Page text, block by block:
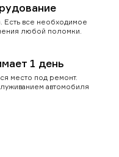
Есть все необходимое
любой поломки.
1 день
место под ремонт.
автомобиля